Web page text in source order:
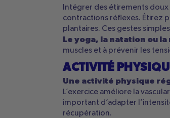
Intégrer des étirements
contractions réflexes. Étirez
plantaires. Ces gestes
Le yoga, la natation ou
muscles et à prévenir les
ACTIVITÉ
Une activité physique
L’exercice améliore la
important d’adapter
récupération.